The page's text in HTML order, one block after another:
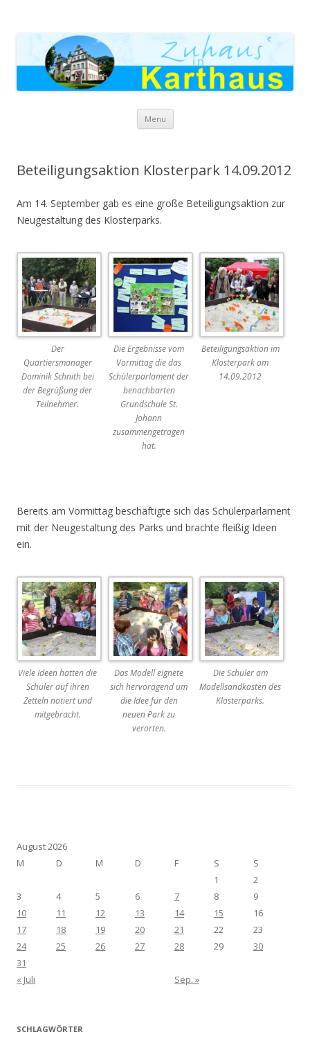
Menu Skip to content
Beteiligungsaktion Klosterpark 14.09.2012
Am 14. September gab es eine große Beteiligungsaktion zur
Neugestaltung des Klosterparks.
Der
Quartiersmanager
Dominik Schnith bei
der Begrüßung der
Teilnehmer.
Die Ergebnisse vom
Vormittag die das
Schülerparlament der
benachbarten
Grundschule St.
Johann
zusammengetragen
hat.
Beteiligungsaktion im
Klosterpark am
14.09.2012
Bereits am Vormittag beschäftigte sich das Schülerparlament
mit der Neugestaltung des Parks und brachte fleißig Ideen
ein.
Viele Ideen hatten die
Schüler auf ihren
Zetteln notiert und
mitgebracht.
Das Modell eignete
sich hervoragend um
die Idee für den
neuen Park zu
verorten.
Die Schüler am
Modellsandkasten des
Klosterparks.
August 2026
M
D M D F S
S
1
2
3
4 5 6 7 8
9
10
11 12 13 14 15
16
17
18 19 20 21 22
23
24
25 26 27 28 29
30
31
« Juli
Sep. »
SCHLAGWÖRTER